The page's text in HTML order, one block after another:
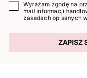
Wyrażam zgodę na
mail informacji
zasadach opisanych
ZAPISZ